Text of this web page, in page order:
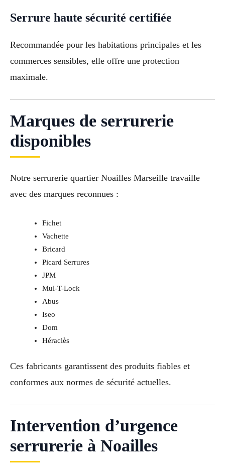
Serrure haute sécurité certifiée
Recommandée pour les habitations principales et les
commerces sensibles, elle offre une protection
maximale.
Marques de serrurerie
disponibles
Notre serrurerie quartier Noailles Marseille travaille
avec des marques reconnues :
Fichet
Vachette
Bricard
Picard Serrures
JPM
Mul-T-Lock
Abus
Iseo
Dom
Héraclès
Ces fabricants garantissent des produits fiables et
conformes aux normes de sécurité actuelles.
Intervention d’urgence
serrurerie à Noailles